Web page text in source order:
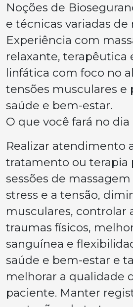
Noções de
e técnicas variadas de
Experiência com
relaxante, terapêutica
linfática com foco no
tensões musculares e
saúde e bem-estar.
O que você fará no dia
Realizar atendimento
tratamento ou terapia
sessões de
stress e a tensão,
musculares, controlar
traumas físicos,
sanguínea e
saúde e bem-estar e
melhorar a qualidade
paciente. Manter